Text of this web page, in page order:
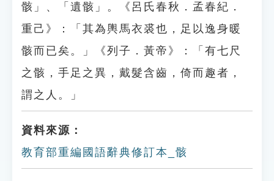
骸」、「遺骸」。《呂氏春秋．孟春紀．
重己》：「其為輿馬衣裘也，足以逸身暖
骸而已矣。」《列子．黃帝》：「有七尺
之骸，手足之異，戴髮含齒，倚而趣者，
謂之人。」
資料來源：
教育部重編國語辭典修訂本_骸